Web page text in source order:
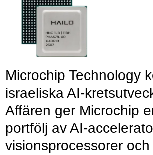
Microchip Technology
israeliska AI-
Affären ger Microchip
portfölj av AI-
visionsprocessorer